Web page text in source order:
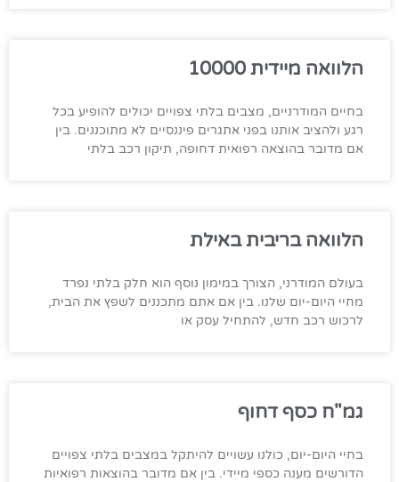
הלוואה מיידית 10000
בחיים המודרניים, מצבים בלתי צפויים יכולים להופיע בכל
רגע ולהציב אותנו בפני אתגרים פיננסיים לא מתוכננים. בין
אם מדובר בהוצאה רפואית דחופה, תיקון רכב בלתי
הלוואה בריבית באילת
בעולם המודרני, הצורך במימון נוסף הוא חלק בלתי נפרד
מחיי היום-יום שלנו. בין אם אתם מתכננים לשפץ את הבית,
לרכוש רכב חדש, להתחיל עסק או
גמ"ח כסף דחוף
בחיי היום-יום, כולנו עשויים להיתקל במצבים בלתי צפויים
הדורשים מענה כספי מיידי. בין אם מדובר בהוצאות רפואיות